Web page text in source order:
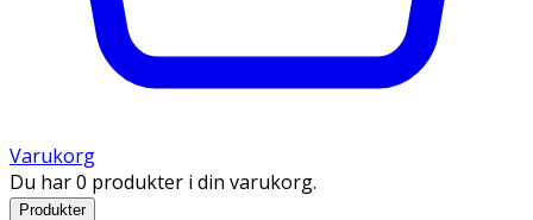
Varukorg
Du har 0 produkter i din varukorg.
Produkter